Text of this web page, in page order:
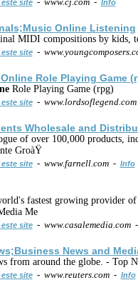
site Info
OnlineListening
MIDI compositions by
site-
OnlineRole Playing Game
Role Playing Game (rpg)
site-
Wholesale and
of over 100,000 products,
GroàŸ
site- www.farnell.com - Info
fastest growing provider
Me
site- www.casalemedia.com
News and
from around the globe. - Top
site- www.reuters.com - Info